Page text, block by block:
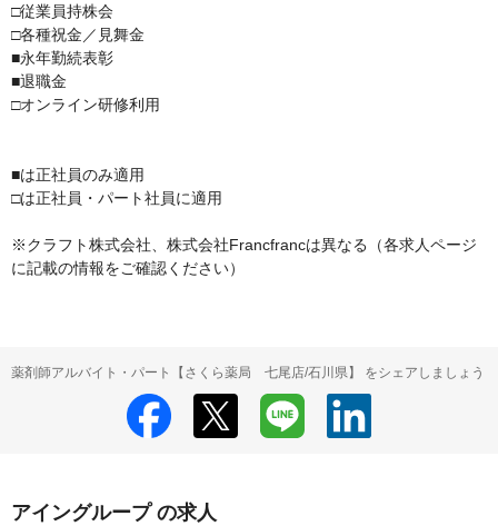
□従業員持株会
□各種祝金／見舞金
■永年勤続表彰
■退職金
□オンライン研修利用
■は正社員のみ適用
□は正社員・パート社員に適用
※クラフト株式会社、株式会社Francfrancは異なる（各求人ページ
に記載の情報をご確認ください）
薬剤師アルバイト・パート【さくら薬局 七尾店/石川県】 をシェアしましょう
アイングループ の求人